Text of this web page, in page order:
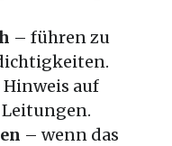
– führen zu
auf
– wenn das